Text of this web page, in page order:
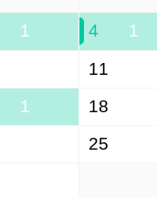
1 4 1
11
1 18
25